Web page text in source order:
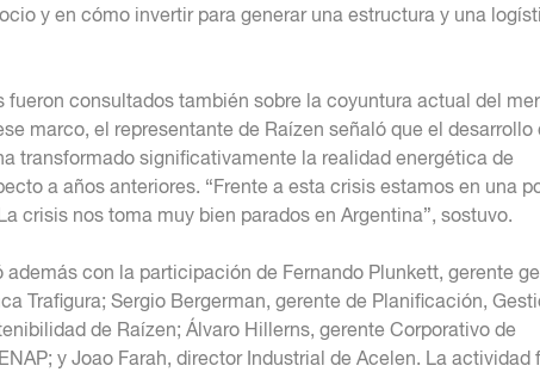
y en cómo invertir para generar una estructura y una
fueron consultados también sobre la coyuntura actual del
marco, el representante de Raízen señaló que el desarrollo
transformado significativamente la realidad energética de
a años anteriores. “Frente a esta crisis estamos en una
crisis nos toma muy bien parados en Argentina”, sostuvo.
además con la participación de Fernando Plunkett, gerente
Trafigura; Sergio Bergerman, gerente de Planificación,
de Raízen; Álvaro Hillerns, gerente Corporativo de
y Joao Farah, director Industrial de Acelen. La actividad